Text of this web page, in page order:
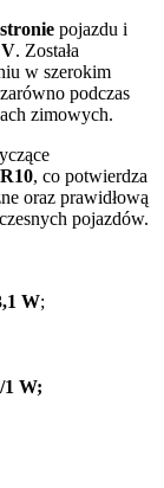
pojazdu i
V. Została
w szerokim
podczas
zimowych.
, co potwierdza
oraz prawidłową
pojazdów.
W;
1 W;